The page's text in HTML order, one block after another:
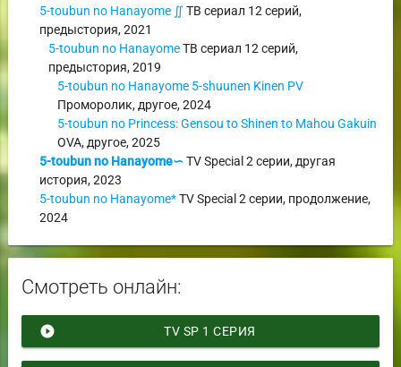
5-toubun no Hanayome ∬ ТВ сериал 12 серий,
предыстория,2021
5-toubun no HanayomeТВ сериал 12 серий,
предыстория,2019
5-toubun no Hanayome 5-shuunen Kinen PV
Проморолик, другое,2024
5-toubun no Princess: Gensou to Shinen to Mahou Gakuin
OVA, другое,2025
5-toubun no Hanayome∽ TV Special 2 серии, другая
история,2023
5-toubun no Hanayome*TV Special 2 серии, продолжение,
2024
Смотреть онлайн:
play_circle_filled TV SP 1 СЕРИЯ